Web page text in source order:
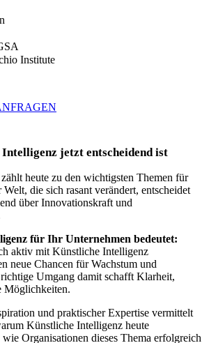
Institute
jetzt entscheidend ist
heute zu den wichtigsten Themen für
die sich rasant verändert, entscheidet
über Innovationskraft und
für Ihr Unternehmen bedeutet:
aktiv mit Künstliche Intelligenz
neue Chancen für Wachstum und
Umgang damit schafft Klarheit,
Möglichkeiten.
und praktischer Expertise vermittelt
Künstliche Intelligenz heute
Organisationen dieses Thema erfolgreich